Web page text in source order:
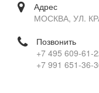
Адрес
МОСКВА, УЛ.
Позвонить
+7 495 609-61-
+7 991 651-36-